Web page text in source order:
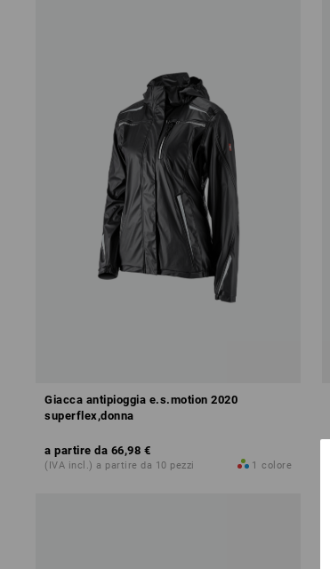
Giacca antipioggia e.s.motion 2020
superflex,donna
a partire da 66,98 €
(IVA incl.) a partire da 10 pezzi 1 colore